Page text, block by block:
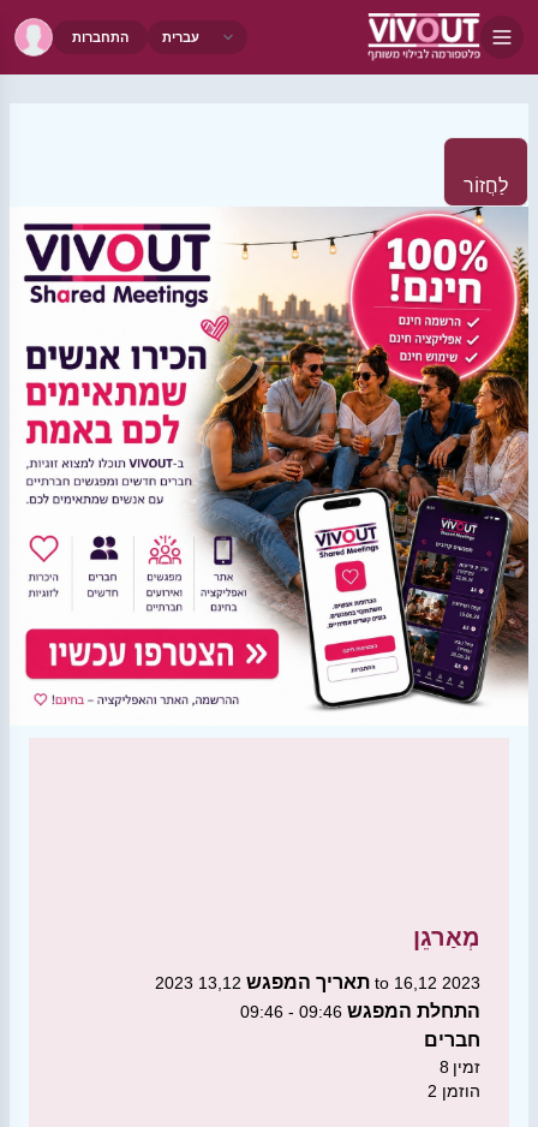
התחברות
לַחֲזוֹר
מְאַרגֵן
תאריך המפגש 13,12 2023 to 16,12 2023
התחלת המפגש 09:46 - 09:46
חברים
8 זמין
2 הוזמן